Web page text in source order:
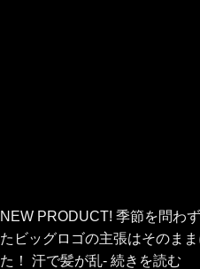
NEW PRODUCT! 季節を問わ
たビッグロゴの主張はそのま
た！ 汗で髪が乱- 続きを読む